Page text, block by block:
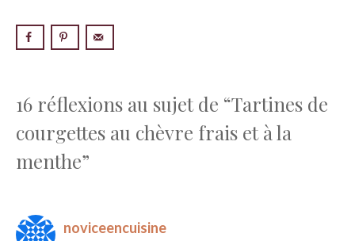
16 réflexions au sujet de “Tartines de
courgettes au chèvre frais et à la
menthe”
noviceencuisine